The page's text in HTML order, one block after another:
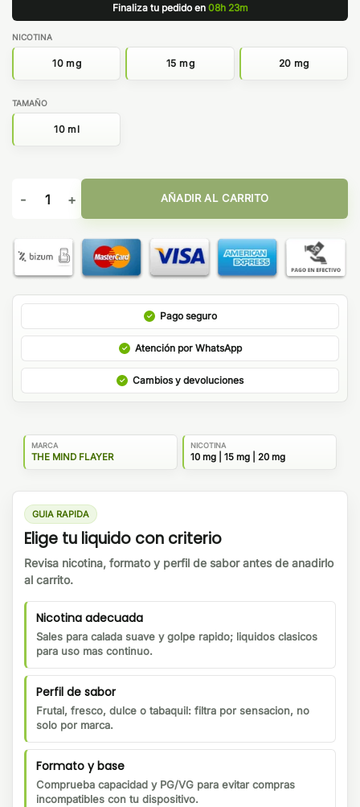
Finaliza tu pedido en 08h 23m
NICOTINA
10 mg 15 mg 20 mg
TAMAÑO
10 ml
Atemporal Fruity 10ml - The Mind Flayer Salt & Bombo
AÑADIR AL CARRITO
Pago seguro
Atención por WhatsApp
Cambios y devoluciones
MARCA
THE MIND FLAYER
NICOTINA
10 mg | 15 mg | 20 mg
GUIA RAPIDA
Elige tu liquido con criterio
Revisa nicotina, formato y perfil de sabor antes de anadirlo
al carrito.
Nicotina adecuada
Sales para calada suave y golpe rapido; liquidos clasicos
para uso mas continuo.
Perfil de sabor
Frutal, fresco, dulce o tabaquil: filtra por sensacion, no
solo por marca.
Formato y base
Comprueba capacidad y PG/VG para evitar compras
incompatibles con tu dispositivo.